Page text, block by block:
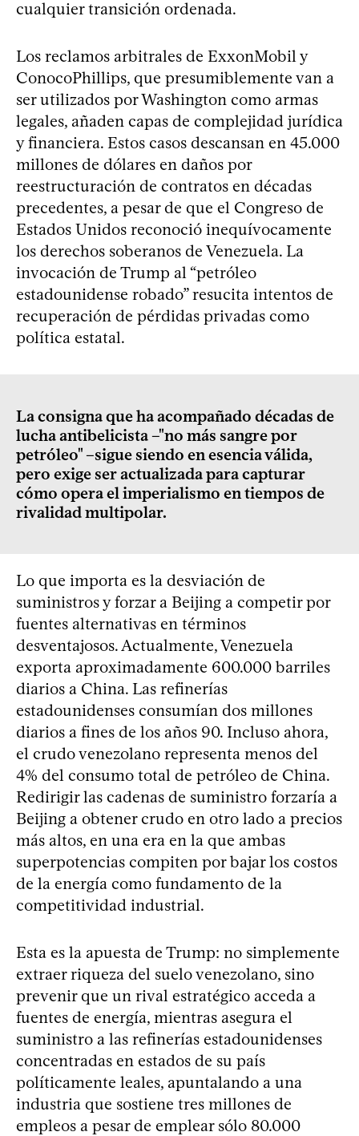
cualquier transición ordenada.
Los reclamos arbitrales de ExxonMobil y
ConocoPhillips, que presumiblemente van a
ser utilizados por Washington como armas
legales, añaden capas de complejidad jurídica
y financiera. Estos casos descansan en 45.000
millones de dólares en daños por
reestructuración de contratos en décadas
precedentes, a pesar de que el Congreso de
Estados Unidos reconoció inequívocamente
los derechos soberanos de Venezuela. La
invocación de Trump al “petróleo
estadounidense robado” resucita intentos de
recuperación de pérdidas privadas como
política estatal.
La consigna que ha acompañado décadas de
lucha antibelicista –"no más sangre por
petróleo" –sigue siendo en esencia válida,
pero exige ser actualizada para capturar
cómo opera el imperialismo en tiempos de
rivalidad multipolar.
Lo que importa es la desviación de
suministros y forzar a Beijing a competir por
fuentes alternativas en términos
desventajosos. Actualmente, Venezuela
exporta aproximadamente 600.000 barriles
diarios a China. Las refinerías
estadounidenses consumían dos millones
diarios a fines de los años 90. Incluso ahora,
el crudo venezolano representa menos del
4% del consumo total de petróleo de China.
Redirigir las cadenas de suministro forzaría a
Beijing a obtener crudo en otro lado a precios
más altos, en una era en la que ambas
superpotencias compiten por bajar los costos
de la energía como fundamento de la
competitividad industrial.
Esta es la apuesta de Trump: no simplemente
extraer riqueza del suelo venezolano, sino
prevenir que un rival estratégico acceda a
fuentes de energía, mientras asegura el
suministro a las refinerías estadounidenses
concentradas en estados de su país
políticamente leales, apuntalando a una
industria que sostiene tres millones de
empleos a pesar de emplear sólo 80.000